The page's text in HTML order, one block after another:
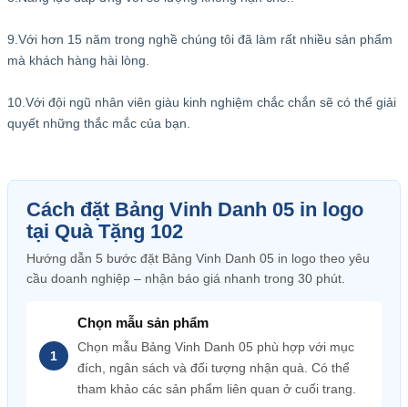
9.Với hơn 15 năm trong nghề chúng tôi đã làm rất nhiều sản phẩm
mà khách hàng hài lòng.
10.Với đội ngũ nhân viên giàu kinh nghiệm chắc chắn sẽ có thể giải
quyết những thắc mắc của bạn.
Cách đặt Bảng Vinh Danh 05 in logo
tại Quà Tặng 102
Hướng dẫn 5 bước đặt Bảng Vinh Danh 05 in logo theo yêu
cầu doanh nghiệp – nhận báo giá nhanh trong 30 phút.
Chọn mẫu sản phẩm
Chọn mẫu Bảng Vinh Danh 05 phù hợp với mục
đích, ngân sách và đối tượng nhận quà. Có thể
tham khảo các sản phẩm liên quan ở cuối trang.